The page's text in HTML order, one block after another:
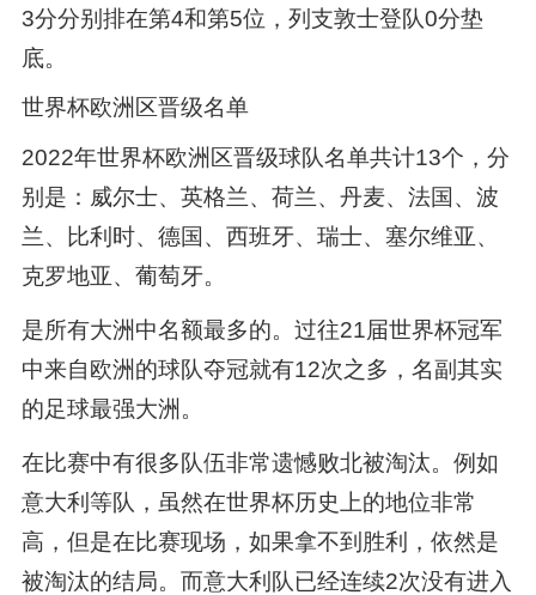
3分分别排在第4和第5位，列支敦士登队0分垫
底。
世界杯欧洲区晋级名单
2022年世界杯欧洲区晋级球队名单共计13个，分
别是：威尔士、英格兰、荷兰、丹麦、法国、波
兰、比利时、德国、西班牙、瑞士、塞尔维亚、
克罗地亚、葡萄牙。
是所有大洲中名额最多的。过往21届世界杯冠军
中来自欧洲的球队夺冠就有12次之多，名副其实
的足球最强大洲。
在比赛中有很多队伍非常遗憾败北被淘汰。例如
意大利等队，虽然在世界杯历史上的地位非常
高，但是在比赛现场，如果拿不到胜利，依然是
被淘汰的结局。而意大利队已经连续2次没有进入